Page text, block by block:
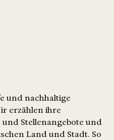
und nachhaltige
erzählen ihre
und Stellenangebote und
Land und Stadt. So